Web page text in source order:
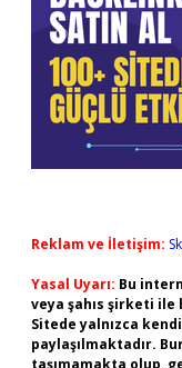
Reklam ve İletişim:
Yasal Uyarı: Bu
veya şahıs şirketi ile
Sitede yalnızca
paylaşılmaktadır.
taşımamakta olup,